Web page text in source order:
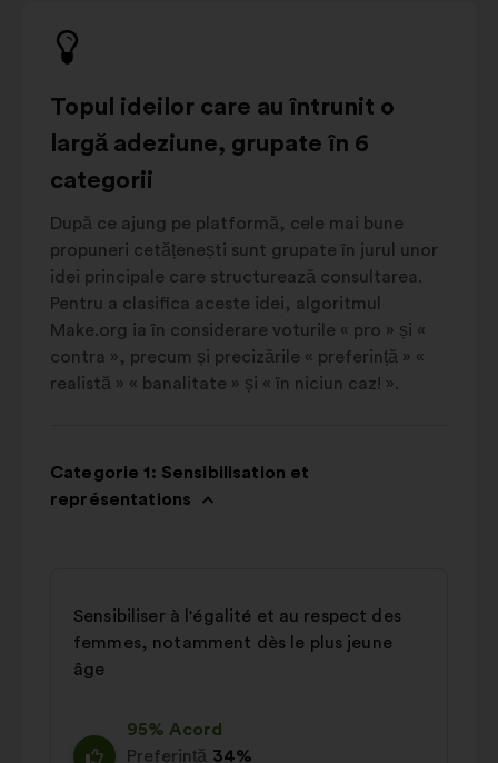
Topul ideilor care au întrunit o
largă adeziune, grupate în 6
categorii
După ce ajung pe platformă, cele mai bune
propuneri cetățenești sunt grupate în jurul unor
idei principale care structurează consultarea.
Pentru a clasifica aceste idei, algoritmul
Make.org ia în considerare voturile « pro » și «
contra », precum și precizările « preferință » «
realistă » « banalitate » și « în niciun caz! ».
Categorie 1: Sensibilisation et
représentations
Sensibiliser à l'égalité et au respect des
femmes, notamment dès le plus jeune
âge
95% Acord
Preferință 34%